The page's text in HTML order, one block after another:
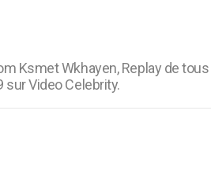
Ksmet Wkhayen, Replay de
sur Video Celebrity.